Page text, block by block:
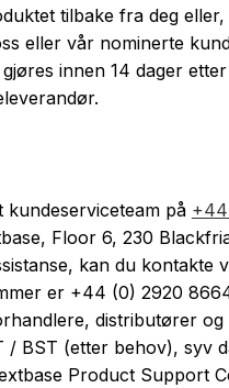
tilbake fra deg
eller vår nominerte
innen 14 dager
på
Floor 6, 230
kan du kontakte
er +44 (0) 2920
distributører
/ BST (etter behov), syv
Product Support